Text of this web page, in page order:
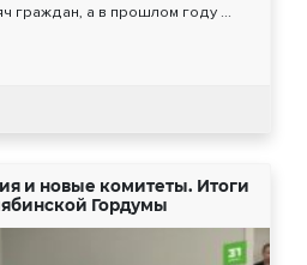
граждан, а в прошлом году ...
и новые комитеты. Итоги
Гордумы